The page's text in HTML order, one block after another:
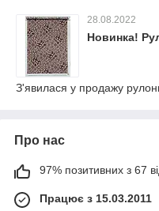
28.08.2022
Новинка!
З'явилася у продажу
Про нас
97% позитивних з 67
Працює з 15.03.2011